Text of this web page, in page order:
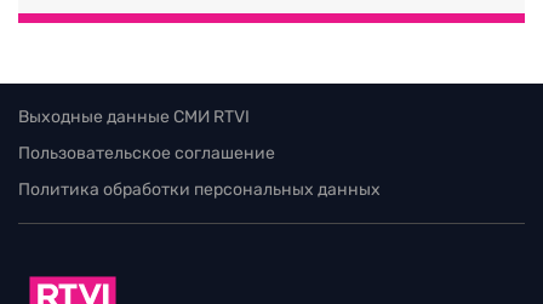
Выходные данные СМИ RTVI
Пользовательское соглашение
Политика обработки персональных данных